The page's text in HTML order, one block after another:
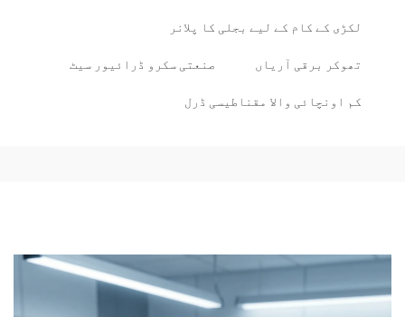
لکڑی کے کام کے لیے بجلی کا پلانر
تھوکر برقی آریاں صنعتی سکرو ڈرائیور سیٹ
کم اونچائی والا مقناطیسی ڈرل